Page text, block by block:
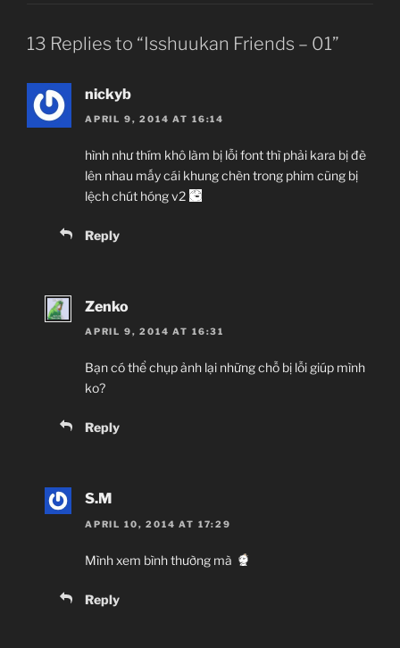
13 Replies to “Isshuukan Friends – 01”
nickyb
APRIL 9, 2014 AT 16:14
hình như thím khô làm bị lỗi font thì phải kara bị đè
lên nhau mấy cái khung chèn trong phim cũng bị
lệch chút hóng v2
Reply
Zenko
APRIL 9, 2014 AT 16:31
Bạn có thể chụp ảnh lại những chỗ bị lỗi giúp mình
ko?
Reply
S.M
APRIL 10, 2014 AT 17:29
Mình xem bình thường mà
Reply